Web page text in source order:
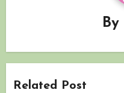
By
Related Post